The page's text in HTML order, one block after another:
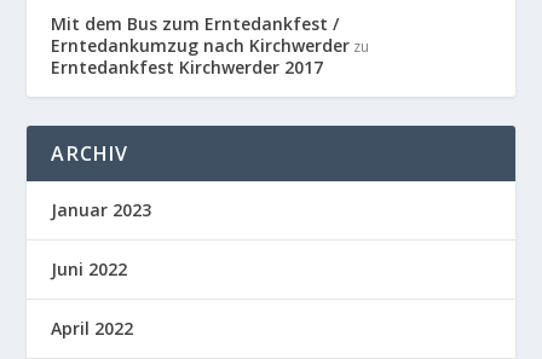
Mit dem Bus zum Erntedankfest /
Erntedankumzug nach Kirchwerder zu
Erntedankfest Kirchwerder 2017
ARCHIV
Januar 2023
Juni 2022
April 2022